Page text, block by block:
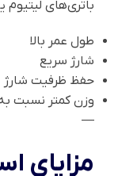
باتری‌های
طول عمر بالا
شارژ سریع
حفظ ظرفیت شارژ
وزن کمتر نسبت
—
مزایای